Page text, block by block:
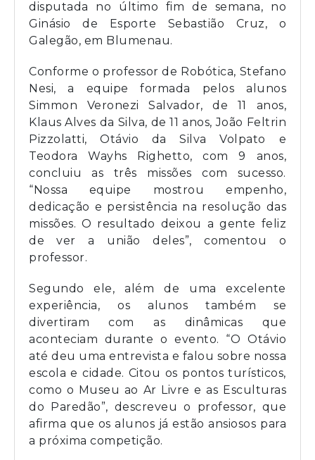
disputada no último fim de semana, no
Ginásio de Esporte Sebastião Cruz, o
Galegão, em Blumenau.
Conforme o professor de Robótica, Stefano
Nesi, a equipe formada pelos alunos
Simmon Veronezi Salvador, de 11 anos,
Klaus Alves da Silva, de 11 anos, João Feltrin
Pizzolatti, Otávio da Silva Volpato e
Teodora Wayhs Righetto, com 9 anos,
concluiu as três missões com sucesso.
“Nossa equipe mostrou empenho,
dedicação e persistência na resolução das
missões. O resultado deixou a gente feliz
de ver a união deles”, comentou o
professor.
Segundo ele, além de uma excelente
experiência, os alunos também se
divertiram com as dinâmicas que
aconteciam durante o evento. “O Otávio
até deu uma entrevista e falou sobre nossa
escola e cidade. Citou os pontos turísticos,
como o Museu ao Ar Livre e as Esculturas
do Paredão”, descreveu o professor, que
afirma que os alunos já estão ansiosos para
a próxima competição.